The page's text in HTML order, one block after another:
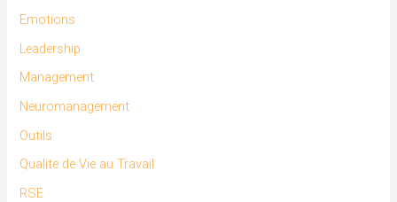
Emotions
Leadership
Management
Neuromanagement
Outils
Qualite de Vie au Travail
RSE